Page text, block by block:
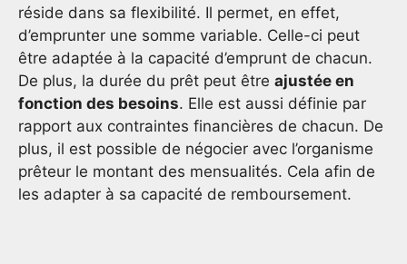
réside dans sa flexibilité. Il permet, en effet,
d’emprunter une somme variable. Celle-ci peut
être adaptée à la capacité d’emprunt de chacun.
De plus, la durée du prêt peut être ajustée en
fonction des besoins. Elle est aussi définie par
rapport aux contraintes financières de chacun. De
plus, il est possible de négocier avec l’organisme
prêteur le montant des mensualités. Cela afin de
les adapter à sa capacité de remboursement.